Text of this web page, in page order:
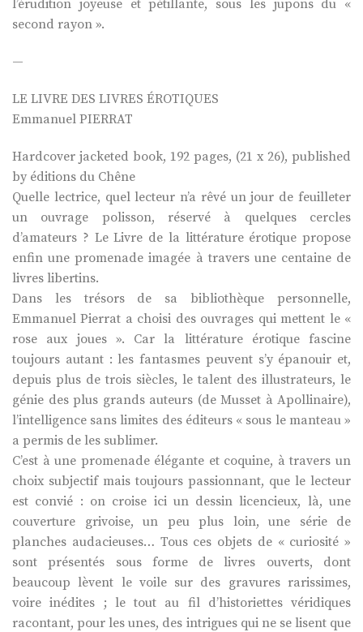
l’érudition joyeuse et pétillante, sous les jupons du «
second rayon ».
—
LE LIVRE DES LIVRES ÉROTIQUES
Emmanuel PIERRAT
Hardcover jacketed book, 192 pages, (21 x 26), published
by éditions du Chêne
Quelle lectrice, quel lecteur n’a rêvé un jour de feuilleter
un ouvrage polisson, réservé à quelques cercles
d’amateurs ? Le Livre de la littérature érotique propose
enfin une promenade imagée à travers une centaine de
livres libertins.
Dans les trésors de sa bibliothèque personnelle,
Emmanuel Pierrat a choisi des ouvrages qui mettent le «
rose aux joues ». Car la littérature érotique fascine
toujours autant : les fantasmes peuvent s’y épanouir et,
depuis plus de trois siècles, le talent des illustrateurs, le
génie des plus grands auteurs (de Musset à Apollinaire),
l’intelligence sans limites des éditeurs « sous le manteau »
a permis de les sublimer.
C’est à une promenade élégante et coquine, à travers un
choix subjectif mais toujours passionnant, que le lecteur
est convié : on croise ici un dessin licencieux, là, une
couverture grivoise, un peu plus loin, une série de
planches audacieuses… Tous ces objets de « curiosité »
sont présentés sous forme de livres ouverts, dont
beaucoup lèvent le voile sur des gravures rarissimes,
voire inédites ; le tout au fil d’historiettes véridiques
racontant, pour les unes, des intrigues qui ne se lisent que